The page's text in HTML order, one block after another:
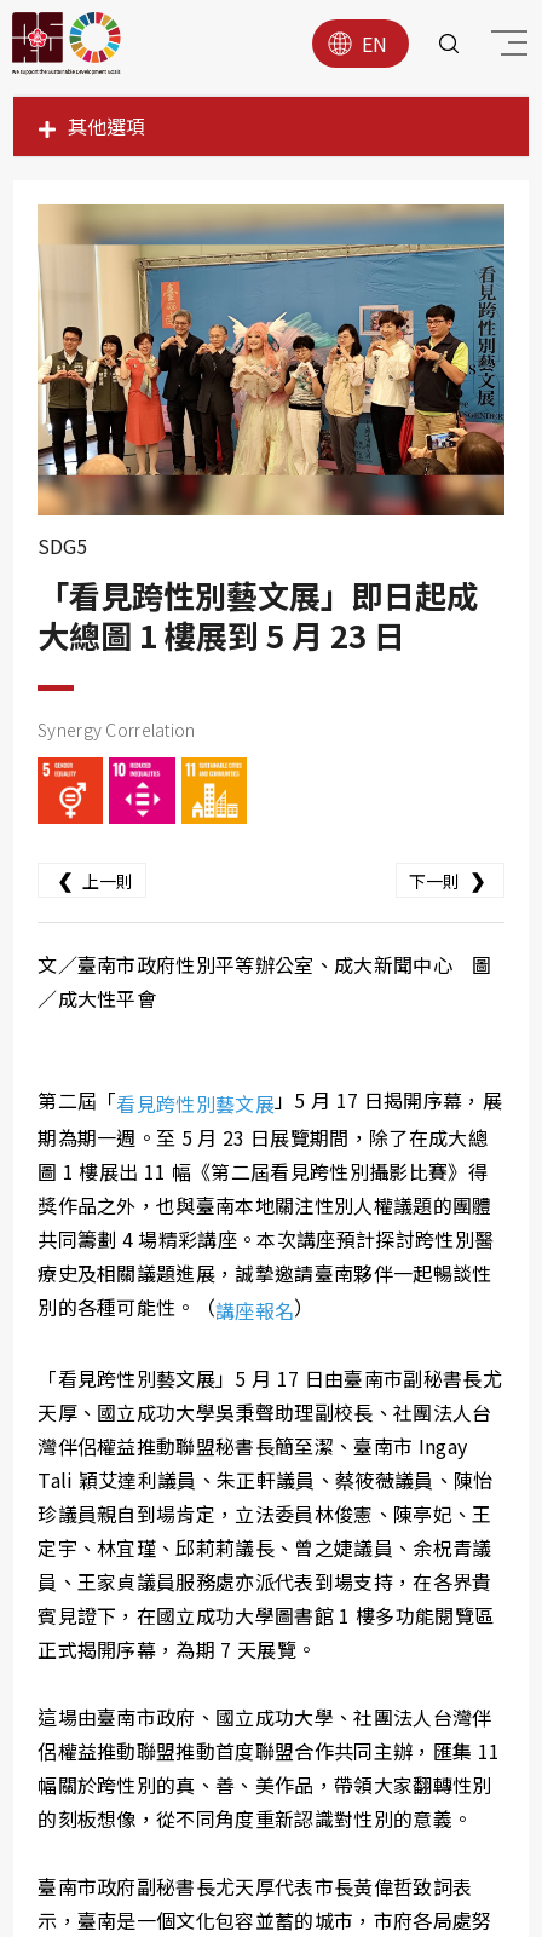
EN
其他選項
SDG1
SDG3
SDG5
SDG6
SDG7
SDG8
SDG11
SDG12
SDG5
「看見跨性別藝文展」即日起成
大總圖 1 樓展到 5 月 23 日
Synergy Correlation
❮ 上一則 下一則 ❯
文／臺南市政府性別平等辦公室、成大新聞中心 圖
／成大性平會
第二屆「看見跨性別藝文展」5 月 17 日揭開序幕，展
期為期一週。至 5 月 23 日展覽期間，除了在成大總
圖 1 樓展出 11 幅《第二屆看見跨性別攝影比賽》得
獎作品之外，也與臺南本地關注性別人權議題的團體
共同籌劃 4 場精彩講座。本次講座預計探討跨性別醫
療史及相關議題進展，誠摯邀請臺南夥伴一起暢談性
別的各種可能性。（講座報名）
「看見跨性別藝文展」5 月 17 日由臺南市副秘書長尤
天厚、國立成功大學吳秉聲助理副校長、社團法人台
灣伴侶權益推動聯盟秘書長簡至潔、臺南市 Ingay
Tali 穎艾達利議員、朱正軒議員、蔡筱薇議員、陳怡
珍議員親自到場肯定，立法委員林俊憲、陳亭妃、王
定宇、林宜瑾、邱莉莉議長、曾之婕議員、余柷青議
員、王家貞議員服務處亦派代表到場支持，在各界貴
賓見證下，在國立成功大學圖書館 1 樓多功能閱覽區
正式揭開序幕，為期 7 天展覽。
這場由臺南市政府、國立成功大學、社團法人台灣伴
侶權益推動聯盟推動首度聯盟合作共同主辦，匯集 11
幅關於跨性別的真、善、美作品，帶領大家翻轉性別
的刻板想像，從不同角度重新認識對性別的意義。
臺南市政府副秘書長尤天厚代表市長黃偉哲致詞表
示，臺南是一個文化包容並蓄的城市，市府各局處努